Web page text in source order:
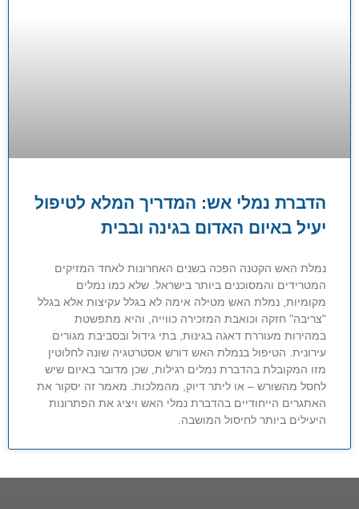
הדברת נמלי אש: המדריך המלא לטיפול
יעיל באיום האדום בגינה ובבית
נמלת האש הקטנה הפכה בשנים האחרונות לאחד המזיקים
המטרידים והמסוכנים ביותר בישראל. שלא כמו נמלים
מקומיות, נמלת האש מטילה אימה לא בגלל עקיצות אלא בגלל
"צריבה" חזקה וכואבת המזכירה כווייה, והיא מתפשטת
במהירות מעוררת דאגה בגינות, בתי גידול ובסביבת מגורים
עירונית. הטיפול בנמלת האש דורש אסטרטגיה שונה לחלוטין
מזו המקובלת בהדברת נמלים רגילות, שכן מדובר באיום שיש
לחסל מהשורש – או ליתר דיוק, מהמלכות. מאמר זה יסקור את
האתגרים הייחודיים בהדברת נמלי האש ויציג את הפתרונות
היעילים ביותר לחיסול המושבה.